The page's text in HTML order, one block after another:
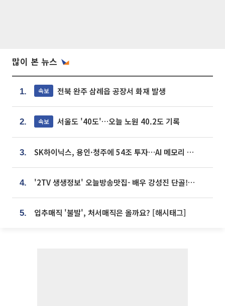
많이 본 뉴스
1. 속보 전북 완주 삼례읍 공장서 화재 발생
2. 속보 서울도 '40도'…오늘 노원 40.2도 기록
3. SK하이닉스, 용인·청주에 54조 투자…AI 메모리 생산기지 키운다
4. '2TV 생생정보' 오늘방송맛집- 배우 강성진 단골! 쌀국수ㆍ푸팟퐁 커리 맛집 '블○○○'
5. 입추매직 '불발', 처서매직은 올까요? [해시태그]